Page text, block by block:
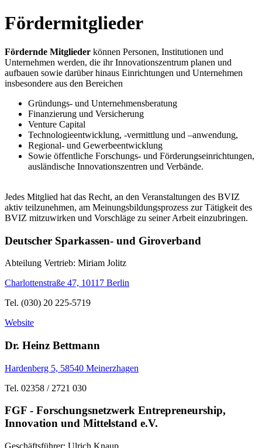
Fördermitglieder
Fördernde Mitglieder können Personen, Institutionen und
Unternehmen werden, die ihr Innovationszentrum planen und
aufbauen sowie darüber hinaus Einrichtungen und Unternehmen
insbesondere aus den Bereichen
Gründungs- und Unternehmensberatung
Finanzierung und Versicherung
Venture Capital
Technologieentwicklung, -vermittlung und –anwendung,
Regional- und Gewerbeentwicklung
Sowie öffentliche Forschungs- und Förderungseinrichtungen,
ausländische Innovationszentren und Verbände.
Jedes Mitglied hat das Recht, an den Veranstaltungen des BVIZ
aktiv teilzunehmen, am Meinungsbildungsprozess zur Tätigkeit des
BVIZ mitzuwirken und Vorschläge zu seiner Arbeit einzubringen.
Deutscher Sparkassen- und Giroverband
Abteilung Vertrieb: Miriam Jolitz
Charlottenstraße 47, 10117 Berlin
Tel. (030) 20 225-5719
Website
Dr. Heinz Bettmann
Hardenberg 5, 58540 Meinerzhagen
Tel. 02358 / 2721 030
FGF - Forschungsnetzwerk Entrepreneurship,
Innovation und Mittelstand e.V.